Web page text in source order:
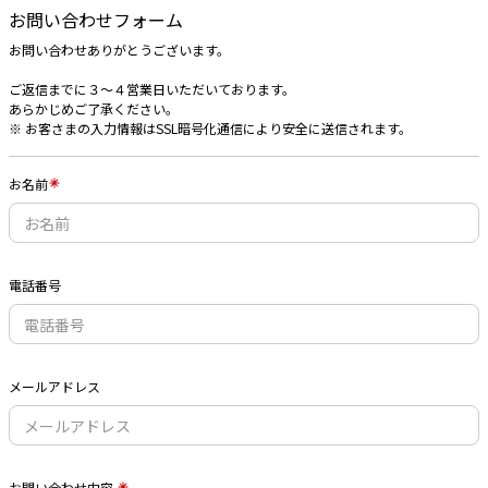
お問い合わせフォーム
お問い合わせありがとうございます。
ご返信までに３〜４営業日いただいております。
あらかじめご了承ください。
※ お客さまの入力情報はSSL暗号化通信により安全に送信されます。
お名前
電話番号
メールアドレス